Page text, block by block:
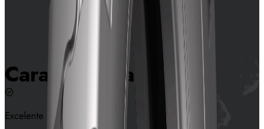
Características
Excelente tracción.